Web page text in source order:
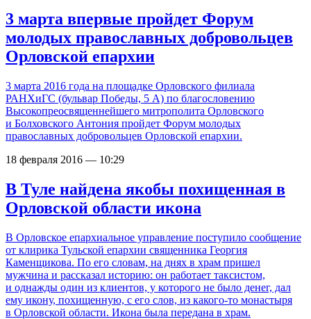
3 марта впервые пройдет Форум
молодых православных добровольцев
Орловской епархии
3 марта 2016 года на площадке Орловского филиала
РАНХиГС (бульвар Победы, 5 А) по благословению
Высокопреосвященнейшего митрополита Орловского
и Болховского Антония пройдет Форум молодых
православных добровольцев Орловской епархии.
18 февраля 2016 — 10:29
В Туле найдена якобы похищенная в
Орловской области икона
В Орловское епархиальное управление поступило сообщение
от клирика Тульской епархии священника Георгия
Каменщикова. По его словам, на днях в храм пришел
мужчина и рассказал историю: он работает таксистом,
и однажды один из клиентов, у которого не было денег, дал
ему икону, похищенную, с его слов, из какого-то монастыря
в Орловской области. Икона была передана в храм.